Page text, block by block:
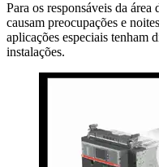
Para os responsáveis da
causam preocupações e
aplicações especiais tenham
instalações.